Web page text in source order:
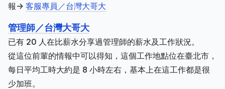
報-> 客服專員／台灣大哥大
管理師／台灣大哥大
已有 20 人在比薪水分享過管理師的薪水及工作狀況。
從這位前輩的情報中可以得知，這個工作地點位在臺北市，
每日平均工時大約是 8 小時左右，基本上在這工作都是很
少加班。